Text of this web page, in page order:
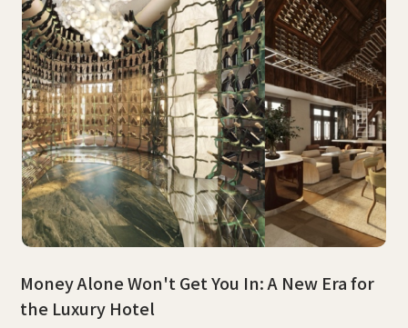
Money Alone Won't Get You In: A New Era for
the Luxury Hotel